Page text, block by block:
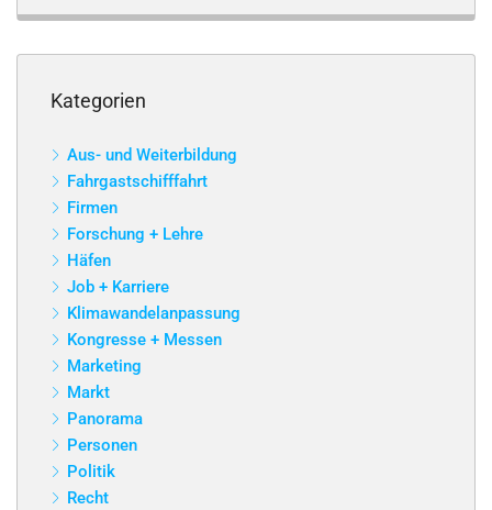
Kategorien
Aus- und Weiterbildung
Fahrgastschifffahrt
Firmen
Forschung + Lehre
Häfen
Job + Karriere
Klimawandelanpassung
Kongresse + Messen
Marketing
Markt
Panorama
Personen
Politik
Recht